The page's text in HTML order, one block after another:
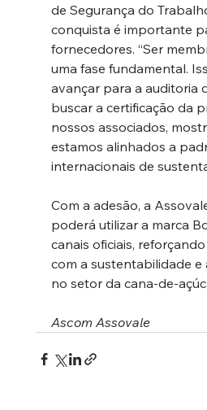
de Segurança do
conquista é importante
fornecedores. “Ser
uma fase fundamental.
avançar para a auditoria
buscar a certificação da
nossos associados,
estamos alinhados a
internacionais de
Com a adesão, a
poderá utilizar a marca
canais oficiais,
com a sustentabilidade e
no setor da cana-de-
Ascom Assovale